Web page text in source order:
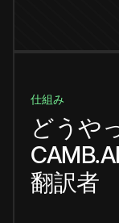
仕組み
どうや
CAMB.AI
翻訳者